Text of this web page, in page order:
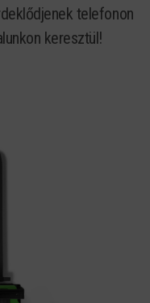
telefonon
keresztül!